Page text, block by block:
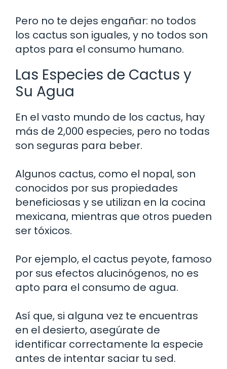
Pero no te dejes engañar: no todos
los cactus son iguales, y no todos son
aptos para el consumo humano.
Las Especies de Cactus y
Su Agua
En el vasto mundo de los cactus, hay
más de 2,000 especies, pero no todas
son seguras para beber.
Algunos cactus, como el nopal, son
conocidos por sus propiedades
beneficiosas y se utilizan en la cocina
mexicana, mientras que otros pueden
ser tóxicos.
Por ejemplo, el cactus peyote, famoso
por sus efectos alucinógenos, no es
apto para el consumo de agua.
Así que, si alguna vez te encuentras
en el desierto, asegúrate de
identificar correctamente la especie
antes de intentar saciar tu sed.